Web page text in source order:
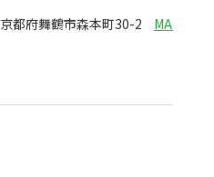
京都府舞鶴市森本町30-2 MAP